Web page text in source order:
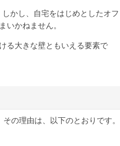
かし、自宅をはじめとしたオフ
いかねません。
る大きな壁ともいえる要素で
の理由は、以下のとおりです。